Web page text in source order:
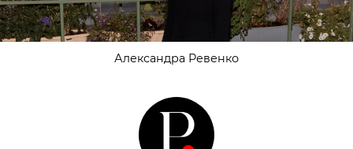
Александра Ревенко